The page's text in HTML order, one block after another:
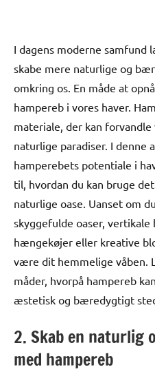
I dagens moderne
skabe mere naturlige og
omkring os. En måde at
hampereb i vores haver.
materiale, der kan
naturlige paradiser. I denne
hamperebets potentiale i
til, hvordan du kan bruge
naturlige oase. Uanset om
skyggefulde oaser, vertikale
hængekøjer eller kreative
være dit hemmelige våben.
måder, hvorpå hampereb
æstetisk og bæredygtigt
2. Skab en naturlig
med hampereb